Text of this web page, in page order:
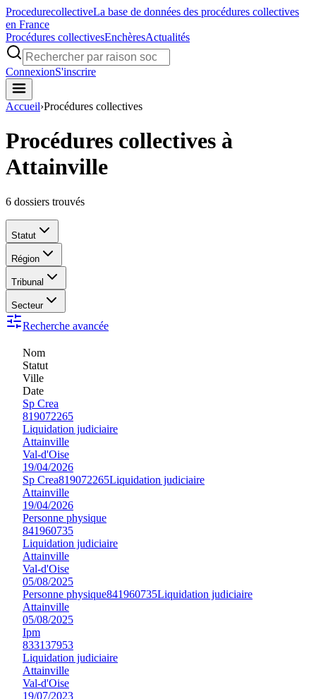
ProcedurecollectiveLa base de données des procédures collectives
en France
Procédures collectivesEnchèresActualités
ConnexionS'inscrire
Accueil›Procédures collectives
Procédures collectives à
Attainville
6 dossiers trouvés
Statut
Région
Tribunal
Secteur
Recherche avancée
Nom
Statut
Ville
Date
Sp Crea
819072265
Liquidation judiciaire
Attainville
Val-d'Oise
19/04/2026
Sp Crea819072265Liquidation judiciaire
Attainville
19/04/2026
Personne physique
841960735
Liquidation judiciaire
Attainville
Val-d'Oise
05/08/2025
Personne physique841960735Liquidation judiciaire
Attainville
05/08/2025
Ipm
833137953
Liquidation judiciaire
Attainville
Val-d'Oise
19/07/2023